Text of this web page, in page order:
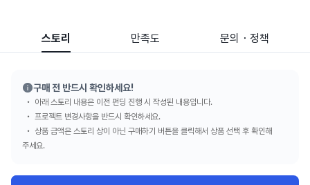
스토리 만족도 문의・정책
구매 전 반드시 확인하세요!
아래 스토리 내용은 이전 펀딩 진행 시 작성된 내용입니다.
프로젝트 변경사항을 반드시 확인하세요.
상품 금액은 스토리 상이 아닌 구매하기 버튼을 클릭해서 상품 선택 후 확인해
주세요.